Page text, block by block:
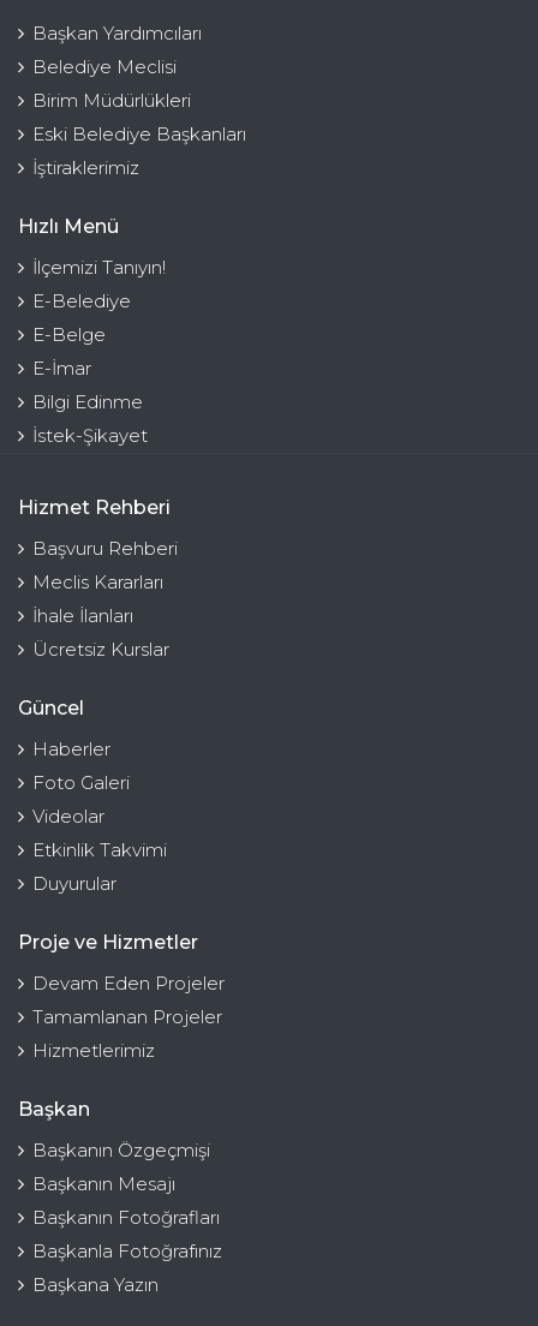
Başkan Yardımcıları
Belediye Meclisi
Birim Müdürlükleri
Eski Belediye Başkanları
İştiraklerimiz
Hızlı Menü
İlçemizi Tanıyın!
E-Belediye
E-Belge
E-İmar
Bilgi Edinme
İstek-Şikayet
Hizmet Rehberi
Başvuru Rehberi
Meclis Kararları
İhale İlanları
Ücretsiz Kurslar
Güncel
Haberler
Foto Galeri
Videolar
Etkinlik Takvimi
Duyurular
Proje ve Hizmetler
Devam Eden Projeler
Tamamlanan Projeler
Hizmetlerimiz
Başkan
Başkanın Özgeçmişi
Başkanın Mesajı
Başkanın Fotoğrafları
Başkanla Fotoğrafınız
Başkana Yazın